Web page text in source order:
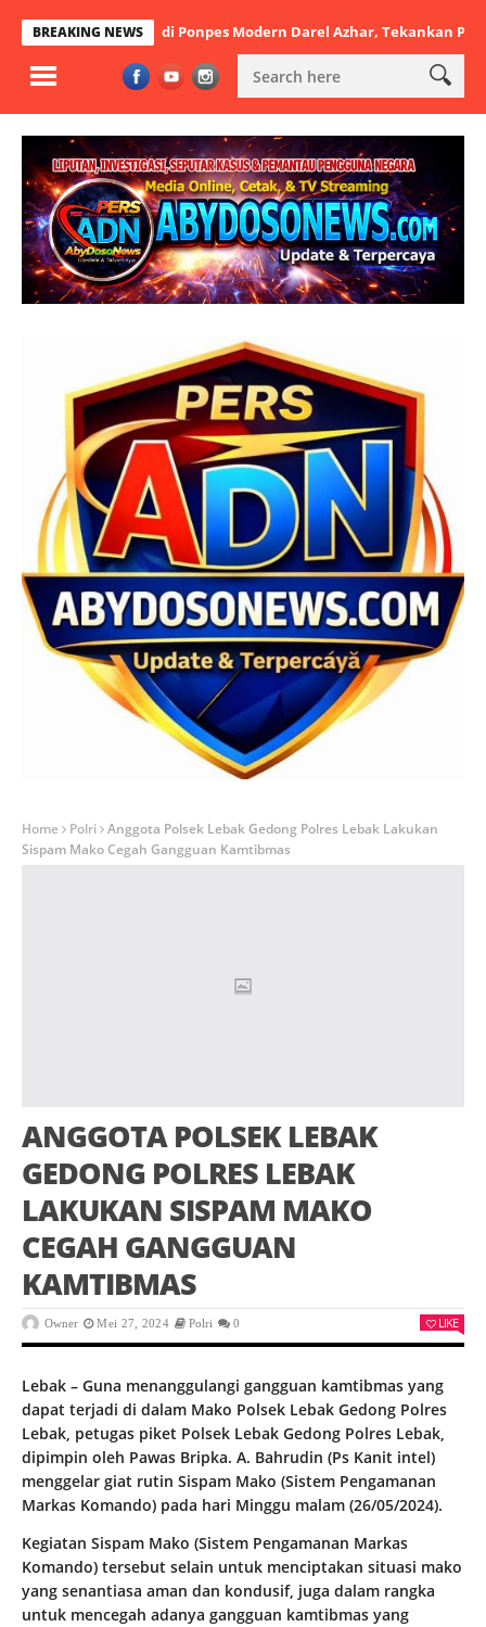
BREAKING NEWS
Arsy di Ponpes Modern Darel Azhar, Tekankan Pentingnya
Home Polri Anggota Polsek Lebak Gedong Polres Lebak Lakukan
Sispam Mako Cegah Gangguan Kamtibmas
ANGGOTA POLSEK LEBAK
GEDONG POLRES LEBAK
LAKUKAN SISPAM MAKO
CEGAH GANGGUAN
KAMTIBMAS
Owner Mei 27, 2024 Polri 0 LIKE
Lebak – Guna menanggulangi gangguan kamtibmas yang
dapat terjadi di dalam Mako Polsek Lebak Gedong Polres
Lebak, petugas piket Polsek Lebak Gedong Polres Lebak,
dipimpin oleh Pawas Bripka. A. Bahrudin (Ps Kanit intel)
menggelar giat rutin Sispam Mako (Sistem Pengamanan
Markas Komando) pada hari Minggu malam (26/05/2024).
Kegiatan Sispam Mako (Sistem Pengamanan Markas
Komando) tersebut selain untuk menciptakan situasi mako
yang senantiasa aman dan kondusif, juga dalam rangka
untuk mencegah adanya gangguan kamtibmas yang